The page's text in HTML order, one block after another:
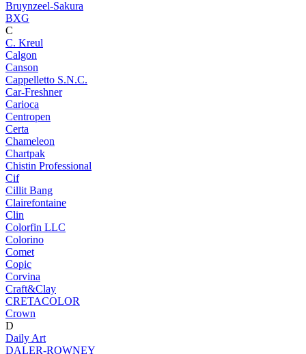
Bruynzeel-Sakura
BXG
C
C. Kreul
Calgon
Canson
Cappelletto S.N.C.
Car-Freshner
Carioca
Centropen
Certa
Chameleon
Chartpak
Chistin Professional
Cif
Cillit Bang
Clairefontaine
Clin
Colorfin LLC
Colorino
Comet
Copic
Corvina
Craft&Clay
CRETACOLOR
Crown
D
Daily Art
DALER-ROWNEY